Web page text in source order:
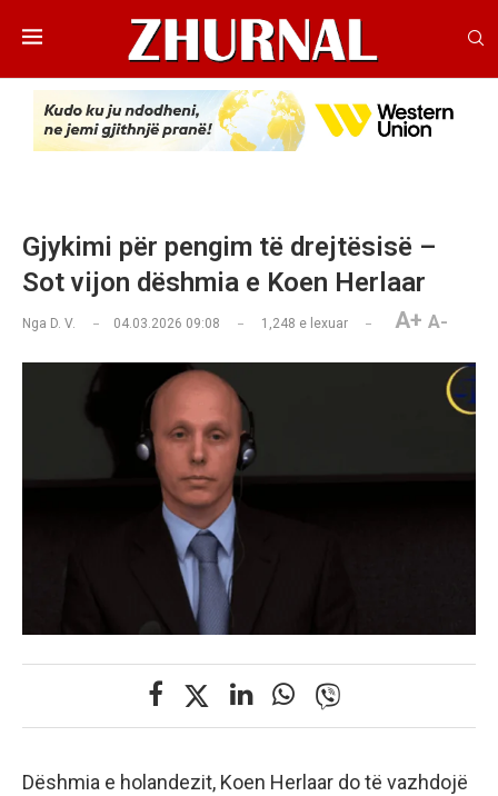
Gjykimi për pengim të drejtësisë –
Sot vijon dëshmia e Koen Herlaar
Nga D. V. 04.03.2026 09:08 1,248 e lexuar A+ A-
Dëshmia e holandezit, Koen Herlaar do të vazhdojë